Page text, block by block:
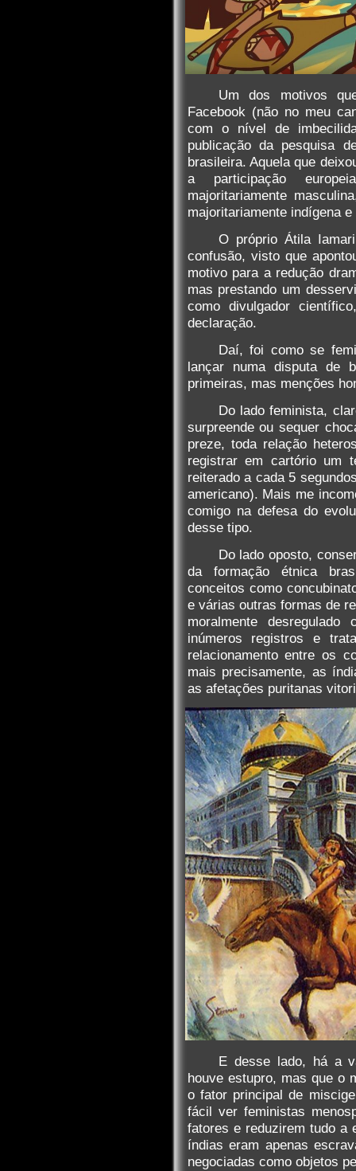
Um dos motivos
Facebook (não no meu
com o nível de
publicação da pesquisa
brasileira. Aquela que
a participação
majoritariamente
majoritariamente indígena e
O próprio Átila
confusão, visto que
motivo para a redução
mas prestando um
como divulgador
declaração.
Daí, foi como se
lançar numa disputa de
primeiras, mas menções
Do lado feminista,
surpreende ou sequer
preze, toda relação
registrar em cartório um
reiterado a cada 5
americano). Mais me
comigo na defesa do
desse tipo.
Do lado oposto,
da formação étnica
conceitos como
e várias outras formas de
moralmente
inúmeros registros e
relacionamento entre os
mais precisamente, as
as afetações puritanas
E desse lado, há a
houve estupro, mas que o
o fator principal de
fácil ver feministas
fatores e reduzirem tudo a
índias eram apenas
negociadas como objetos